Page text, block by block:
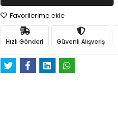
Favorilerime ekle
Hızlı Gönderi Güvenli Alışveriş